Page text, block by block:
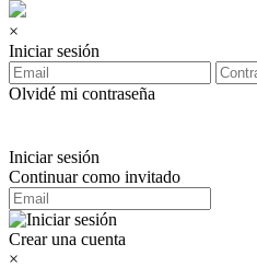
×
Iniciar sesión
Olvidé mi contraseña
Iniciar sesión
Continuar como invitado
Crear una cuenta
×